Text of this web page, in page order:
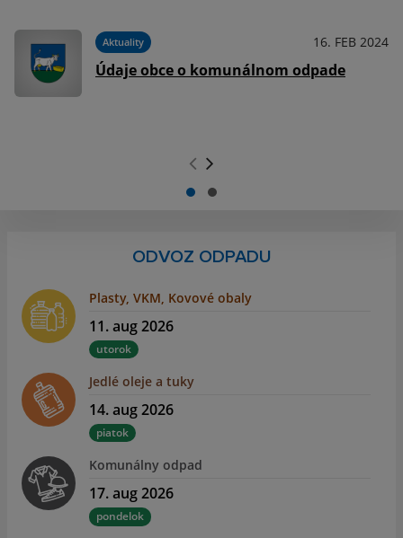
Aktuality 16. FEB 2024
Údaje obce o komunálnom odpade
ODVOZ ODPADU
Plasty, VKM, Kovové obaly
11. aug 2026
utorok
Jedlé oleje a tuky
14. aug 2026
piatok
Komunálny odpad
17. aug 2026
pondelok